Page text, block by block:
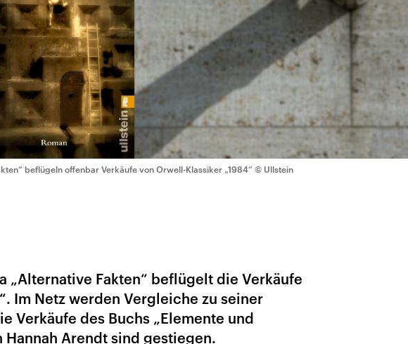
beflügeln offenbar Verkäufe von Orwell-Klassiker „1984“ © Ullstein
„Alternative Fakten“ beflügelt die Verkäufe
Im Netz werden Vergleiche zu seiner
Verkäufe des Buchs „Elemente und
Arendt sind gestiegen.